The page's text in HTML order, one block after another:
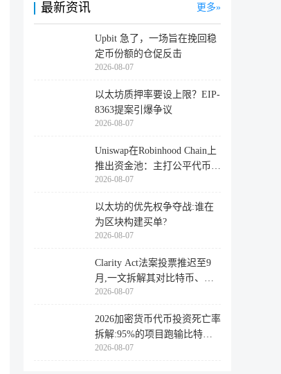
最新资讯 更多
Upbit 急了，一场旨在挽回稳
定币份额的仓促反击
2026-08-07
以太坊质押率要设上限？EIP-
8363提案引爆争议
2026-08-07
Uniswap在Robinhood Chain上
推出资金池：主打公平代币发
行
2026-08-07
以太坊的优先权争夺战:谁在
为区块构建买单?
2026-08-07
Clarity Act法案投票推迟至9
月,一文拆解其对比特币、以
太坊
2026-08-07
2026加密货币代币投资死亡率
拆解:95%的项目跑输比特
币,73%最
2026-08-07